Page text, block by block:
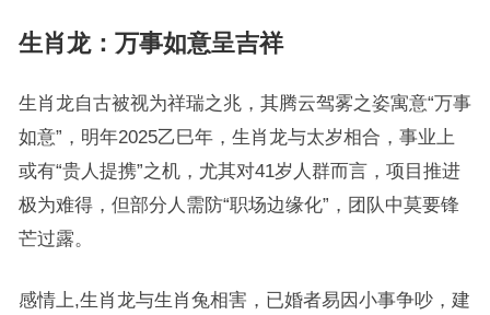
生肖龙：万事如意呈吉祥
生肖龙自古被视为祥瑞之兆，其腾云驾雾之姿寓意“万事
如意”，明年2025乙巳年，生肖龙与太岁相合，事业上
或有“贵人提携”之机，尤其对41岁人群而言，项目推进
极为难得，但部分人需防“职场边缘化”，团队中莫要锋
芒过露。
感情上,生肖龙与生肖兔相害，已婚者易因小事争吵，建